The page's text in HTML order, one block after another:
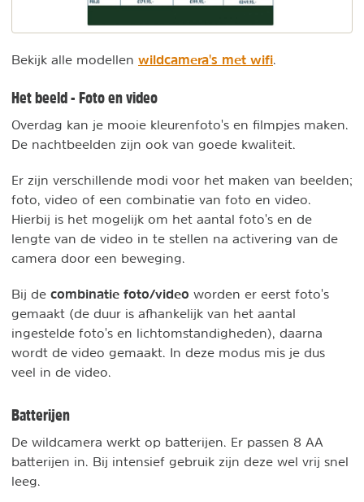
Bekijk alle modellen wildcamera's met wifi.
Het beeld - Foto en video
Overdag kan je mooie kleurenfoto's en filmpjes maken.
De nachtbeelden zijn ook van goede kwaliteit.
Er zijn verschillende modi voor het maken van beelden;
foto, video of een combinatie van foto en video.
Hierbij is het mogelijk om het aantal foto's en de
lengte van de video in te stellen na activering van de
camera door een beweging.
Bij de combinatie foto/video worden er eerst foto's
gemaakt (de duur is afhankelijk van het aantal
ingestelde foto's en lichtomstandigheden), daarna
wordt de video gemaakt. In deze modus mis je dus
veel in de video.
Batterijen
De wildcamera werkt op batterijen. Er passen 8 AA
batterijen in. Bij intensief gebruik zijn deze wel vrij snel
leeg.